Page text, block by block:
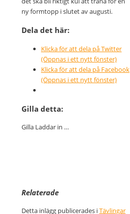
ny formtopp i slutet av augusti.
Dela det här:
Klicka för att dela på Twitter
(Öppnas i ett nytt fönster)
Klicka för att dela på Facebook
(Öppnas i ett nytt fönster)
Gilla detta:
Gilla Laddar in …
Relaterade
Detta inlägg publicerades iTävlingar